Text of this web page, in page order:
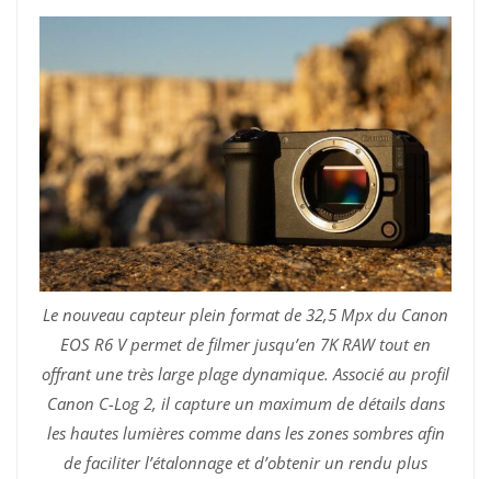
Le nouveau capteur plein format de 32,5 Mpx du Canon
EOS R6 V permet de filmer jusqu’en 7K RAW tout en
offrant une très large plage dynamique. Associé au profil
Canon C-Log 2, il capture un maximum de détails dans
les hautes lumières comme dans les zones sombres afin
de faciliter l’étalonnage et d’obtenir un rendu plus